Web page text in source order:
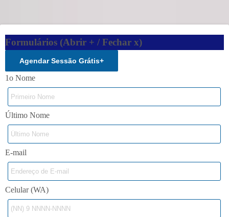
Formulários (Abrir + / Fechar x)
Agendar Sessão Grátis+
1o Nome
Último Nome
E-mail
Celular (WA)